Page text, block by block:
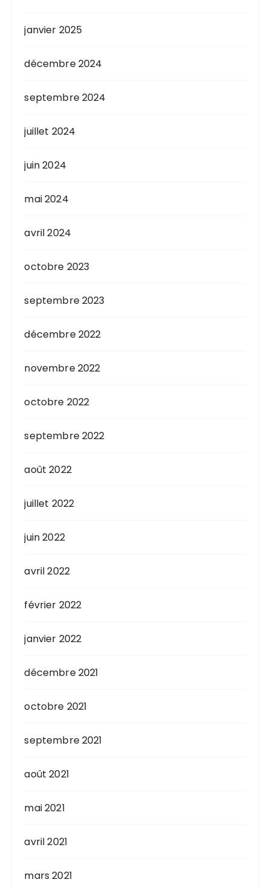
janvier 2025
décembre 2024
septembre 2024
juillet 2024
juin 2024
mai 2024
avril 2024
octobre 2023
septembre 2023
décembre 2022
novembre 2022
octobre 2022
septembre 2022
août 2022
juillet 2022
juin 2022
avril 2022
février 2022
janvier 2022
décembre 2021
octobre 2021
septembre 2021
août 2021
mai 2021
avril 2021
mars 2021